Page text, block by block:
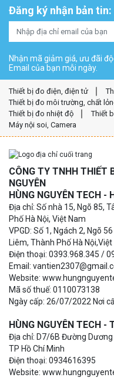
Đăng ký nhận bản tin:
Nhận mã giảm giá, ưu đãi
Email của bạn mỗi ngày.
Thiết bị đo điện, điện tử
Thiết bị đo môi trường, chất
Thiết bị đo nhiệt độ
Thiết
Máy nội soi, Camera
CÔNG TY TNHH THIẾT
NGUYÊN
HÙNG NGUYÊN TECH -
Địa chỉ: Số nhà 15, Ngõ 85,
Phố Hà Nội, Việt Nam
VPGD: Số 1, Ngách 2, Ngõ
Liêm, Thành Phố Hà Nội,Việt
Điện thoại: 0393.968.345 /
Email:
Website:
Mã số thuế: 0110073138
Ngày cấp: 26/07/2022 Nơi
HÙNG NGUYÊN TECH -
Địa chỉ: D7/6B Đường Dương
TP Hồ Chí Minh
Điện thoại: 0934616395
Website: